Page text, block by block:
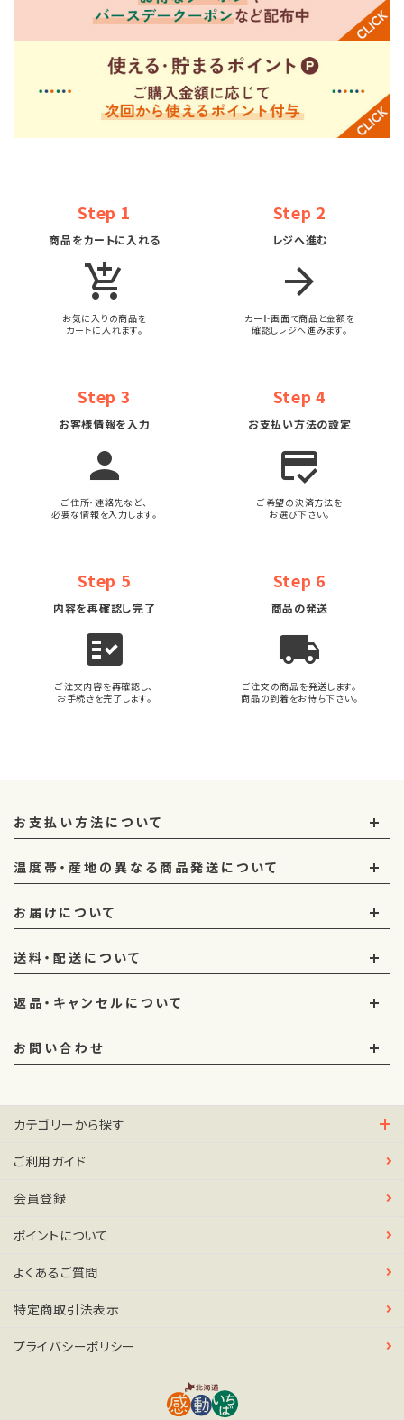
Step 1
商品をカートに入れる
add_shopping_cart
お気に入りの商品を
カートに入れます。
Step 2
レジへ進む
arrow_forward
カート画面で商品と金額を
確認しレジへ進みます。
Step 3
お客様情報を入力
person
ご住所・連絡先など、
必要な情報を入力します。
Step 4
お支払い方法の設定
credit_score
ご希望の決済方法を
お選び下さい。
Step 5
内容を再確認し完了
fact_check
ご注文内容を再確認し、
お手続きを完了します。
Step 6
商品の発送
local_shipping
ご注文の商品を発送します。
商品の到着をお待ち下さい。
お支払い方法について
送料・配送について
返品・キャンセルについて
お問い合わせ
温度帯・産地の異なる商品発送について
お届けについて
カテゴリーから探す
ご利用ガイド
会員登録
ポイントについて
よくあるご質問
特定商取引法表示
プライバシーポリシー